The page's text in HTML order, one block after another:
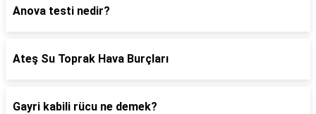
Anova testi nedir?
Ateş Su Toprak Hava Burçları
Gayri kabili rücu ne demek?